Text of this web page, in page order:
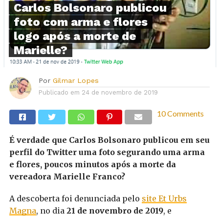
Carlos Bolsonaro publicou
foto com arma e flores
logo após a morte de
Marielle?
Por Gilmar Lopes
Publicado em 24 de novembro de 2019
10 Comments
É verdade que Carlos Bolsonaro publicou em seu
perfil do Twitter uma foto segurando uma arma
e flores, poucos minutos após a morte da
vereadora Marielle Franco?
A descoberta foi denunciada pelo site Et Urbs
Magna, no dia 21 de novembro de 2019, e